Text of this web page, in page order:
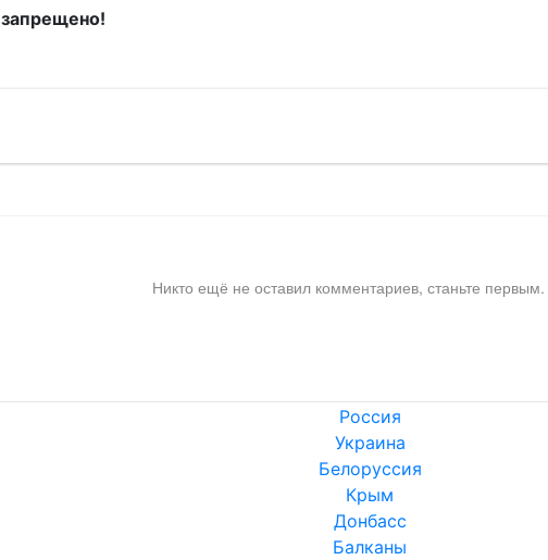
запрещено!
Никто ещё не оставил комментариев, станьте первым.
Россия
Украина
Белоруссия
Крым
Донбасс
Балканы